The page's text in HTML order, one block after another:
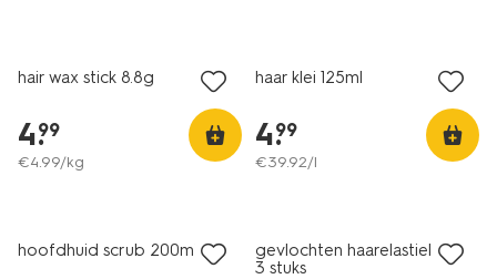
hair wax stick 8.8g
4.
99
€4.99/kg
haar klei 125ml
4.
99
€39.92/l
hoofdhuid scrub 200ml
gevlochten haarelastieken -
3 stuks